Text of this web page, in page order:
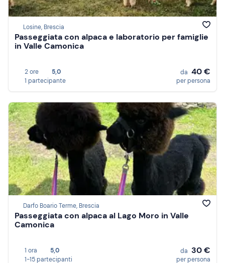
Losine, Brescia
Passeggiata con alpaca e laboratorio per famiglie
in Valle Camonica
2 ore
5,0
1 partecipante
da 40 €
per persona
Darfo Boario Terme, Brescia
Passeggiata con alpaca al Lago Moro in Valle
Camonica
1 ora
5,0
1-15 partecipanti
da 30 €
per persona